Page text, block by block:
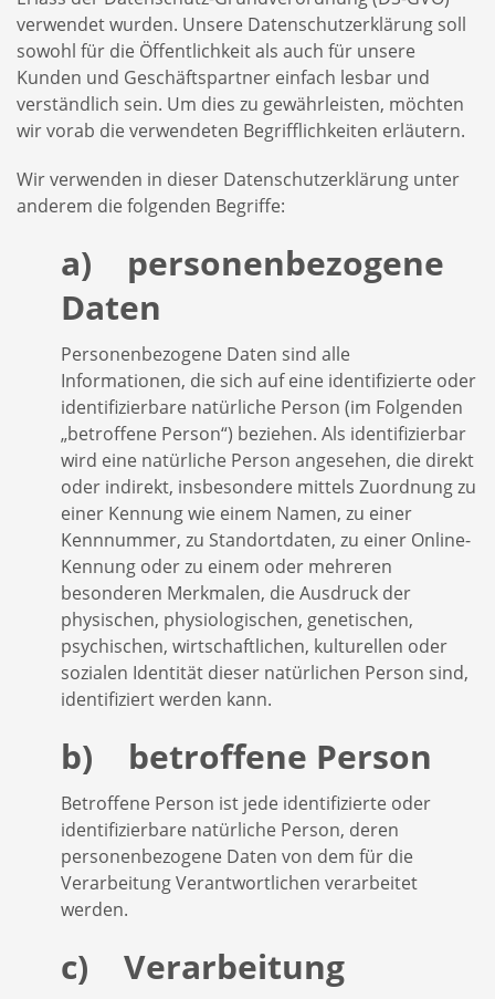
verwendet wurden. Unsere Datenschutzerklärung soll
sowohl für die Öffentlichkeit als auch für unsere
Kunden und Geschäftspartner einfach lesbar und
verständlich sein. Um dies zu gewährleisten, möchten
wir vorab die verwendeten Begrifflichkeiten erläutern.
Wir verwenden in dieser Datenschutzerklärung unter
anderem die folgenden Begriffe:
a) personenbezogene
Daten
Personenbezogene Daten sind alle
Informationen, die sich auf eine identifizierte oder
identifizierbare natürliche Person (im Folgenden
„betroffene Person“) beziehen. Als identifizierbar
wird eine natürliche Person angesehen, die direkt
oder indirekt, insbesondere mittels Zuordnung zu
einer Kennung wie einem Namen, zu einer
Kennnummer, zu Standortdaten, zu einer Online-
Kennung oder zu einem oder mehreren
besonderen Merkmalen, die Ausdruck der
physischen, physiologischen, genetischen,
psychischen, wirtschaftlichen, kulturellen oder
sozialen Identität dieser natürlichen Person sind,
identifiziert werden kann.
b) betroffene Person
Betroffene Person ist jede identifizierte oder
identifizierbare natürliche Person, deren
personenbezogene Daten von dem für die
Verarbeitung Verantwortlichen verarbeitet
werden.
c) Verarbeitung